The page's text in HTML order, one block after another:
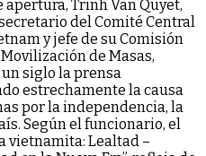
apertura, Trinh Van Quyet,
del Comité Central
y jefe de su Comisión
de Masas,
siglo la prensa
estrechamente la causa
por la independencia, la
Según el funcionario, el
vietnamita: Lealtad –